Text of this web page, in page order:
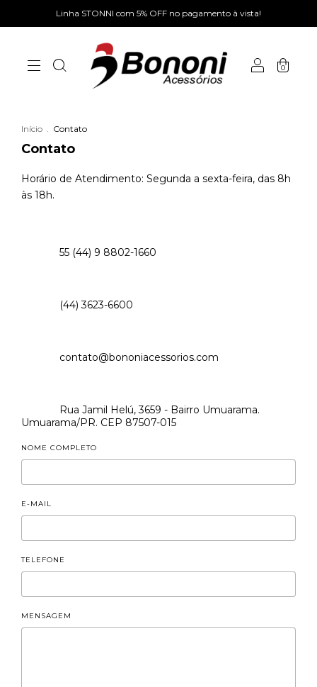
Linha STONNI com 5% OFF no pagamento à vista!
0
Início . Contato
Contato
Horário de Atendimento: Segunda a sexta-feira, das 8h
às 18h.
55 (44) 9 8802-1660
(44) 3623-6600
contato@bononiacessorios.com
Rua Jamil Helú, 3659 - Bairro Umuarama.
Umuarama/PR. CEP 87507-015
NOME COMPLETO
E-MAIL
TELEFONE
MENSAGEM